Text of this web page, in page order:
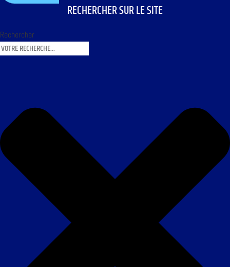
RECHERCHER SUR LE SITE
Rechercher